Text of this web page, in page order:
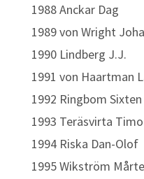
1988 Anckar Dag
1989 von Wright
1990 Lindberg J.J.
1991 von Haartman
1992 Ringbom Sixten
1993 Teräsvirta Timo
1994 Riska Dan-Olof
1995 Wikström